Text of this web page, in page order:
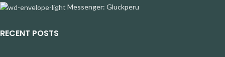
Messenger: Gluckperu
RECENT POSTS